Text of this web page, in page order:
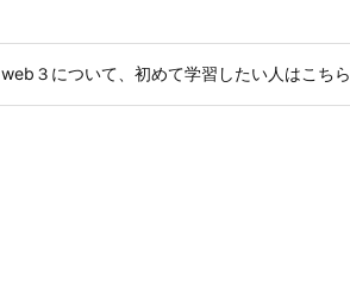
web３について、初めて学習したい人はこちら